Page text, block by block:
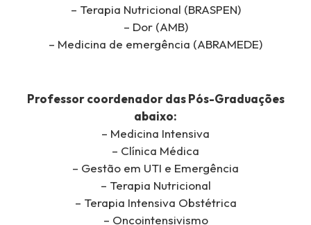
– Terapia Nutricional (BRASPEN)
– Dor (AMB)
– Medicina de emergência (ABRAMEDE)
Professor coordenador das Pós-Graduações
abaixo:
– Medicina Intensiva
– Clínica Médica
– Gestão em UTI e Emergência
– Terapia Nutricional
– Terapia Intensiva Obstétrica
– Oncointensivismo